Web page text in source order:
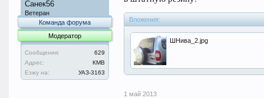
Санек56
Ветеран
Команда форума
Модератор
Сообщения:
629
Адрес:
КМВ
Езжу на:
УАЗ-3163
Вложения:
ШНива_2.jpg
1 май 2013